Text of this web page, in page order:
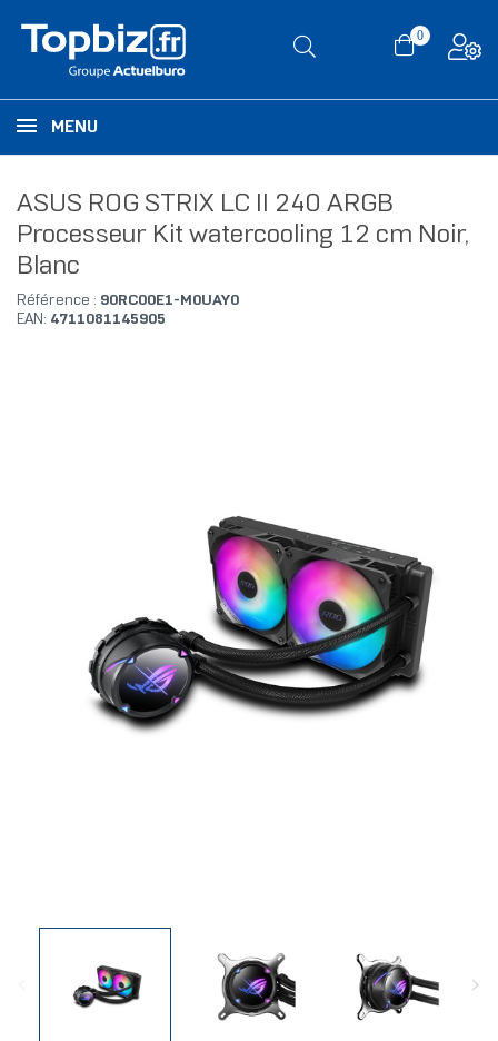
0
MENU
ASUS ROG STRIX LC II 240 ARGB
Processeur Kit watercooling 12 cm Noir,
Blanc
Référence : 90RC00E1-M0UAY0
EAN: 4711081145905